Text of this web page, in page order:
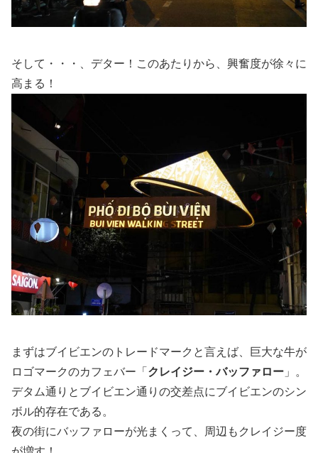
そして・・・、デター！このあたりから、興奮度が徐々に
高まる！
まずはブイビエンのトレードマークと言えば、巨大な牛が
ロゴマークのカフェバー「 クレイジー・バッファロー 」。
デタム通りとブイビエン通りの交差点にブイビエンのシン
ボル的存在である。
夜の街にバッファローが光まくって、周辺もクレイジー度